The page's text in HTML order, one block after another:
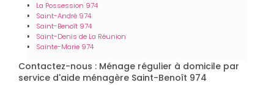
La Possession 974
Saint-André 974
Saint-Benoît 974
Saint-Denis de La Réunion
Sainte-Marie 974
Contactez-nous : Ménage régulier à domicile par
service d'aide ménagère Saint-Benoît 974